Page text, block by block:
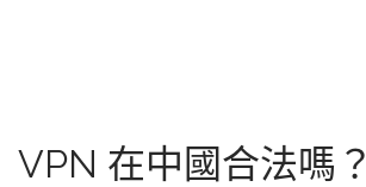
VPN 在中國合法嗎？